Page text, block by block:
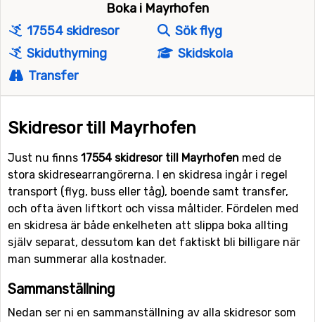
Boka i Mayrhofen
17554 skidresor
Sök flyg
Skiduthyrning
Skidskola
Transfer
Skidresor till Mayrhofen
Just nu finns 17554 skidresor till Mayrhofen med de
stora skidresearrangörerna. I en skidresa ingår i regel
transport (flyg, buss eller tåg), boende samt transfer,
och ofta även liftkort och vissa måltider. Fördelen med
en skidresa är både enkelheten att slippa boka allting
själv separat, dessutom kan det faktiskt bli billigare när
man summerar alla kostnader.
Sammanställning
Nedan ser ni en sammanställning av alla skidresor som